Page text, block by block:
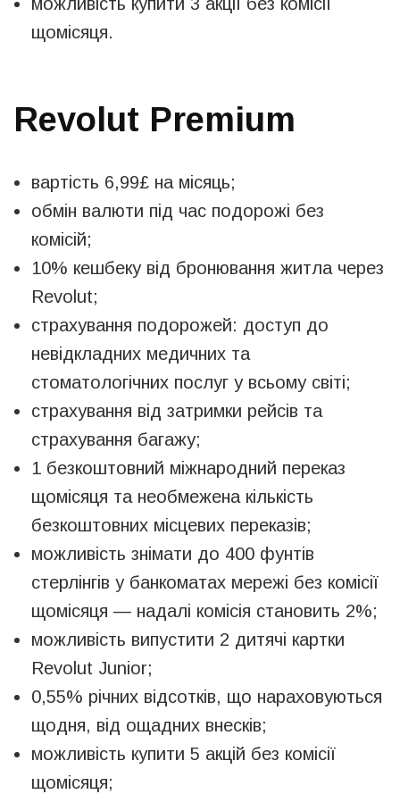
щомісяця.
Revolut Premium
вартість 6,99£ на місяць;
обмін валюти під час подорожі без
комісій;
10% кешбеку від бронювання житла через
Revolut;
страхування подорожей: доступ до
невідкладних медичних та
стоматологічних послуг у всьому світі;
страхування від затримки рейсів та
страхування багажу;
1 безкоштовний міжнародний переказ
щомісяця та необмежена кількість
безкоштовних місцевих переказів;
можливість знімати до 400 фунтів
стерлінгів у банкоматах мережі без комісії
щомісяця — надалі комісія становить 2%;
можливість випустити 2 дитячі картки
Revolut Junior;
0,55% річних відсотків, що нараховуються
щодня, від ощадних внесків;
можливість купити 5 акцій без комісії
щомісяця;